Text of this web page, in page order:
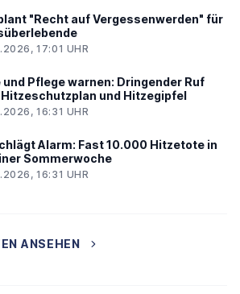
"Recht auf Vergessenwerden" für
17:01 UHR
und Pflege warnen: Dringender Ruf
und Hitzegipfel
16:31 UHR
Alarm: Fast 10.000 Hitzetote in
Sommerwoche
16:31 UHR
ANSEHEN